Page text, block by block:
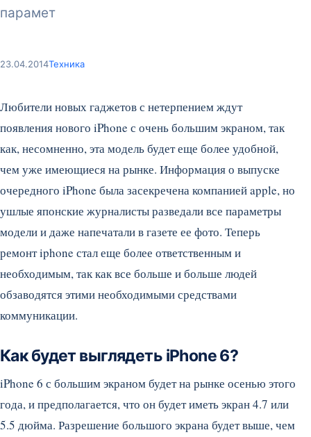
парамет
23.04.2014Техника
Любители новых гаджетов с нетерпением ждут
появления нового iPhone с очень большим экраном, так
как, несомненно, эта модель будет еще более удобной,
чем уже имеющиеся на рынке. Информация о выпуске
очередного iPhone была засекречена компанией apple, но
ушлые японские журналисты разведали все параметры
модели и даже напечатали в газете ее фото. Теперь
ремонт iphone стал еще более ответственным и
необходимым, так как все больше и больше людей
обзаводятся этими необходимыми средствами
коммуникации.
Как будет выглядеть iPhone 6?
iPhone 6 с большим экраном будет на рынке осенью этого
года, и предполагается, что он будет иметь экран 4.7 или
5.5 дюйма. Разрешение большого экрана будет выше, чем